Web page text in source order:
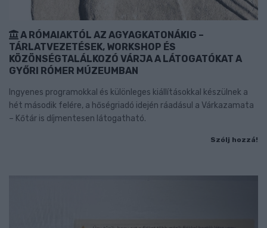
A RÓMAIAKTÓL AZ AGYAGKATONÁKIG –
TÁRLATVEZETÉSEK, WORKSHOP ÉS
KÖZÖNSÉGTALÁLKOZÓ VÁRJA A LÁTOGATÓKAT A
GYŐRI RÓMER MÚZEUMBAN
Ingyenes programokkal és különleges kiállításokkal készülnek a
hét második felére, a hőségriadó idején ráadásul a Várkazamata
– Kőtár is díjmentesen látogatható.
Szólj hozzá!